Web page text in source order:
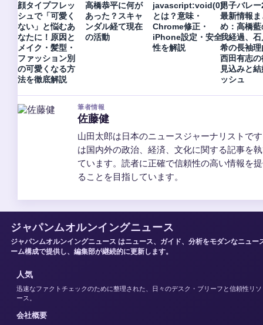
顔タイプフレッ
シュで「可愛く
ない」と悩むあ
なたに！原因と
メイク・髪型・
ファッション別
の可愛くなる方
法を徹底解説
高橋恭平に何が
あった？スキャ
ンダル経て現在
の活動
javascript:void(0);
とは？意味・
Chrome修正・
iPhone設定・安全
性を解説
男子バレ
最新情報ま
め：高橋藍
我経過、石
希の長袖理
西田有志の
見込みと
ッシュ
筆者情報
佐藤健
山田太郎は日本のニュースジャーナリストで
は国内外の政治、経済、文化に関する記事を
ています。読者に正確で信頼性の高い情報を
ることを目指しています。
ジャパンムオルンイングニュース
ジャパンムオルンイングニュース はニュース、ガイド、分析をモダンなニュー
ーム構成で提供し、編集部が継続的に更新します。
人気
迅速なファクトチェックのために整理された、日々のデスク・ブリーフと信頼性リソ
ース。
会社概要